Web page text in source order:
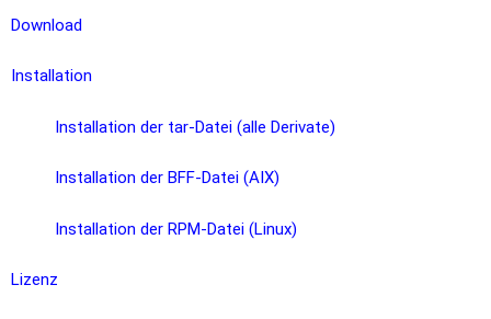
Download
Installation
Installation der tar-Datei (alle Derivate)
Installation der BFF-Datei (AIX)
Installation der RPM-Datei (Linux)
Lizenz